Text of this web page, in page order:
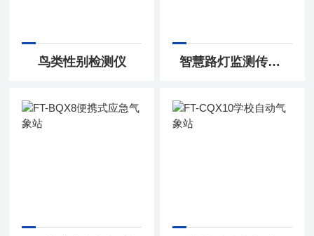
鸟类性别检测仪 智慧路灯监测传感器